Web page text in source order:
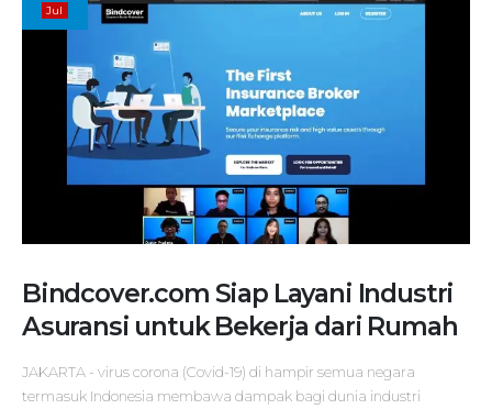
Jul
Bindcover.com Siap Layani Industri
Asuransi untuk Bekerja dari Rumah
JAKARTA - virus corona (Covid-19) di hampir semua negara
termasuk Indonesia membawa dampak bagi dunia industri